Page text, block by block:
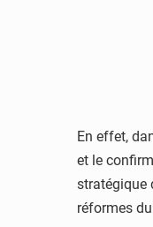
En effet,
et le
stratégique
réformes du